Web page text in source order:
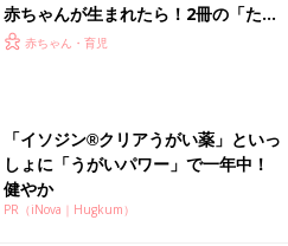
赤ちゃんが生まれたら！2冊の「たま
ひよ」
赤ちゃん・育児
「イソジン®クリアうがい薬」といっ
しょに「うがいパワー」で一年中！
健やか
PR（iNova｜Hugkum）